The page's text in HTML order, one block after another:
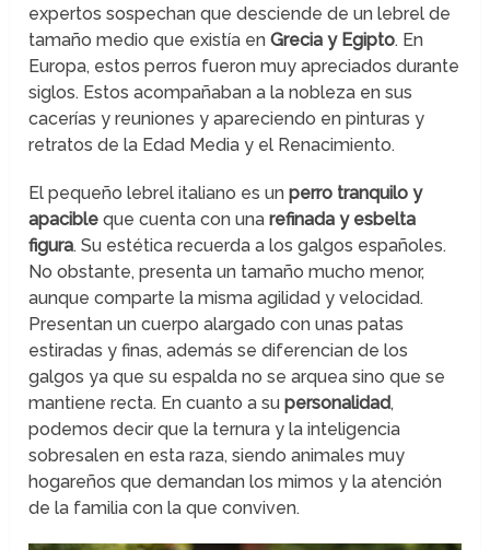
expertos sospechan que desciende de un lebrel de
tamaño medio que existía enGrecia y Egipto. En
Europa, estos perros fueron muy apreciados durante
siglos. Estos acompañaban a la nobleza en sus
cacerías y reuniones y apareciendo en pinturas y
retratos de la Edad Media y el Renacimiento.
El pequeño lebrel italiano es un perro tranquilo y
apacible que cuenta con unarefinada y esbelta
figura. Su estética recuerda a los galgos españoles.
No obstante, presenta un tamaño mucho menor,
aunque comparte la misma agilidad y velocidad.
Presentan un cuerpo alargado con unas patas
estiradas y finas, además se diferencian de los
galgos ya que su espalda no se arquea sino que se
mantiene recta. En cuanto a supersonalidad,
podemos decir que la ternura y la inteligencia
sobresalen en esta raza, siendo animales muy
hogareños que demandan los mimos y la atención
de la familia con la que conviven.